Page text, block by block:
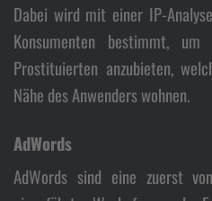
Dabei wird mit einer IP-
Konsumenten bestimmt,
Prostituierten anzubieten,
Nähe des Anwenders wohnen.
AdWords
AdWords sind eine zuerst